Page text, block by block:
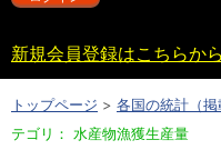
新規会員登録はこちらから
トップページ > 各国の統計（掲
テゴリ： 水産物漁獲生産量